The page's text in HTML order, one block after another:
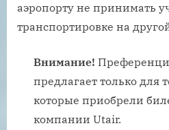
аэропорту не принимать
транспортировке на
Внимание!
предлагает только для
которые приобрели
компании Utair.